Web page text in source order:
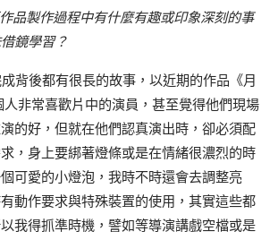
品製作過程中有什麼有趣或印象深刻的事
鏡學習？
背後都有很長的故事，以近期的作品《月
非常喜歡片中的演員，甚至覺得他們現場
的好，但就在他們認真演出時，卻必須配
，身上要綁著燈條或是在情緒很濃烈的時
可愛的小燈泡，我時不時還會去調整亮
動作要求與特殊裝置的使用，其實這些都
我得抓準時機，譬如等導演講戲空檔或是